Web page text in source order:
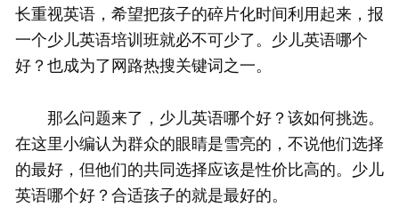
长重视英语，希望把孩子的碎片化时间利用起来，报
一个少儿英语培训班就必不可少了。少儿英语哪个
好？也成为了网路热搜关键词之一。
那么问题来了，少儿英语哪个好？该如何挑选。
在这里小编认为群众的眼睛是雪亮的，不说他们选择
的最好，但他们的共同选择应该是性价比高的。少儿
英语哪个好？合适孩子的就是最好的。